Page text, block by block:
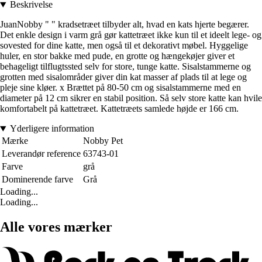
Beskrivelse
JuanNobby " " kradsetræet tilbyder alt, hvad en kats hjerte begærer.
Det enkle design i varm grå gør kattetræet ikke kun til et ideelt lege- og
sovested for dine katte, men også til et dekorativt møbel. Hyggelige
huler, en stor bakke med pude, en grotte og hængekøjer giver et
behageligt tilflugtssted selv for store, tunge katte. Sisalstammerne og
grotten med sisalområder giver din kat masser af plads til at lege og
pleje sine kløer. x Brættet på 80-50 cm og sisalstammerne med en
diameter på 12 cm sikrer en stabil position. Så selv store katte kan hvile
komfortabelt på kattetræet. Kattetræets samlede højde er 166 cm.
Yderligere information
Mærke
Nobby Pet
Leverandør reference 63743-01
Farve
grå
Dominerende farve
Grå
Loading...
Loading...
Alle vores mærker